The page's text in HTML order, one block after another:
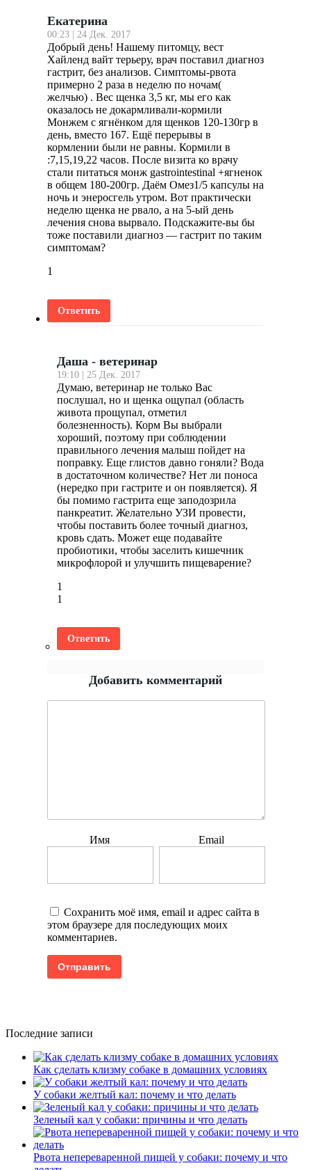
Екатерина
00:23 | 24 Дек. 2017
Добрый день! Нашему питомцу, вест
Хайленд вайт терьеру, врач поставил диагноз
гастрит, без анализов. Симптомы-рвота
примерно 2 раза в неделю по ночам(
желчью) . Вес щенка 3,5 кг, мы его как
оказалось не докармливали-кормили
Монжем с ягнёнком для щенков 120-130гр в
день, вместо 167. Ещё перерывы в
кормлении были не равны. Кормили в
:7,15,19,22 часов. После визита ко врачу
стали питаться монж gastrointestinal +ягненок
в общем 180-200гр. Даём Омез1/5 капсулы на
ночь и энеросгель утром. Вот практически
неделю щенка не рвало, а на 5-ый день
лечения снова вырвало. Подскажите-вы бы
тоже поставили диагноз — гастрит по таким
симптомам?
1
Ответить
Даша - ветеринар
19:10 | 25 Дек. 2017
Думаю, ветеринар не только Вас
послушал, но и щенка ощупал (область
живота прощупал, отметил
болезненность). Корм Вы выбрали
хороший, поэтому при соблюдении
правильного лечения малыш пойдет на
поправку. Еще глистов давно гоняли? Вода
в достаточном количестве? Нет ли поноса
(нередко при гастрите и он появляется). Я
бы помимо гастрита еще заподозрила
панкреатит. Желательно УЗИ провести,
чтобы поставить более точный диагноз,
кровь сдать. Может еще подавайте
пробиотики, чтобы заселить кишечник
микрофлорой и улучшить пищеварение?
1
1
Ответить
Добавить комментарий
Имя Email
Сохранить моё имя, email и адрес сайта в
этом браузере для последующих моих
комментариев.
Последние записи
Как сделать клизму собаке в домашних условиях
У собаки желтый кал: почему и что делать
Зеленый кал у собаки: причины и что делать
Рвота непереваренной пищей у собаки: почему и что